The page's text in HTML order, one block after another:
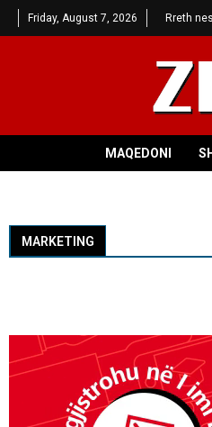
Friday, August 7, 2026 Rreth
MAQEDONI
MARKETING